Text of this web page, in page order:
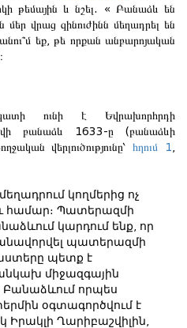
թեմային և նշել. « Բանաձև են
մեր վրաց զինուժինն մեղադրել են
եք, թե որքան անբարոյական
ունի է Եվրախորհրդի
բանաձև 1633-ը (բանաձևի
վերլուծությունը՝հղում 1
կողմերից ոչ
համար։ Պատերազմի
կարդում ենք, որ
պատերազմի
պետք է
միջազգային
Բանաձևում որպես
օգտագործվում է
Իրակլի Ղարիբաշվիլին,